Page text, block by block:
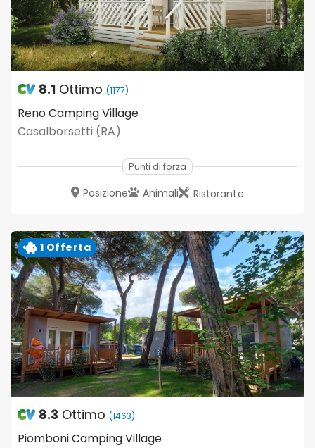
8.1 Ottimo (1177)
Reno Camping Village
Casalborsetti (RA)
Punti di forza
Posizione Animali Ristorante
1 Offerta
8.3 Ottimo (1463)
Piomboni Camping Village